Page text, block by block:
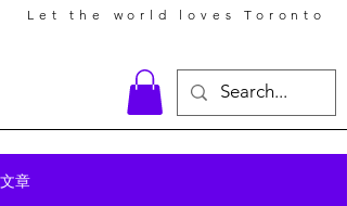
Let the world loves Toronto
文章